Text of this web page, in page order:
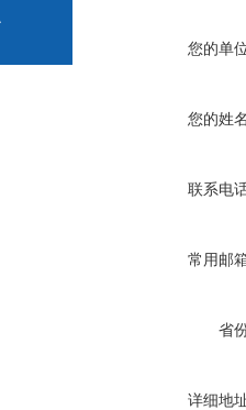
您的单
您的姓
联系电
常用邮
省
详细地